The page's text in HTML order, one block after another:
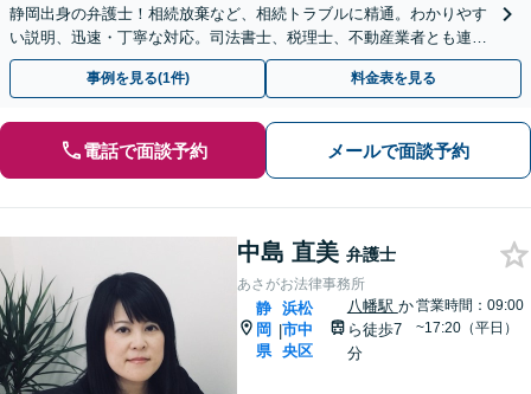
静岡出身の弁護士！相続放棄など、相続トラブルに精通。わかりやす
い説明、迅速・丁寧な対応。司法書士、税理士、不動産業者とも連携
し、遺産相続をトータルサポート【完全個室相談】
事例を見る(1件) 料金表を見る
電話で面談予約 メールで面談予約
中島 直美 弁護士
あさがお法律事務所
静
岡
県
|
浜松
市中
央区
八幡駅 か
ら徒歩7
分
営業時間：09:00
~17:20（平日）